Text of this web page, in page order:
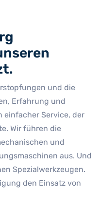
und die
Erfahrung und
einfacher Service, der
Wir führen die
und
aus. Und
Spezialwerkzeugen.
den Einsatz von